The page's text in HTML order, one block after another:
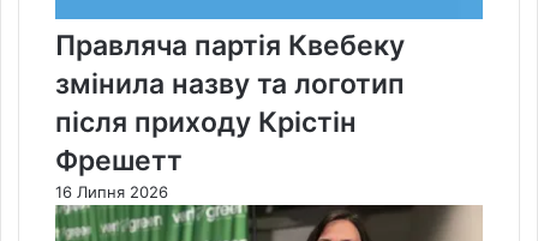
Правляча партія Квебеку
змінила назву та логотип
після приходу Крістін
Фрешетт
16 Липня 2026